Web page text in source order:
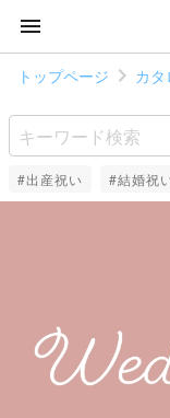
トップページ カ
#出産祝い #結婚祝